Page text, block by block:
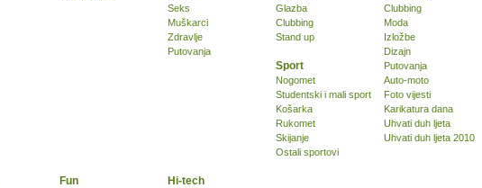
Seks
Muškarci
Zdravlje
Putovanja
Glazba
Clubbing
Stand up
Sport
Nogomet
Studentski i mali sport
Košarka
Rukomet
Skijanje
Ostali sportovi
Fun Hi-tech
Clubbing
Moda
Izložbe
Dizajn
Putovanja
Auto-moto
Foto vijesti
Karikatura dana
Uhvati duh ljeta
Uhvati duh ljeta 2010